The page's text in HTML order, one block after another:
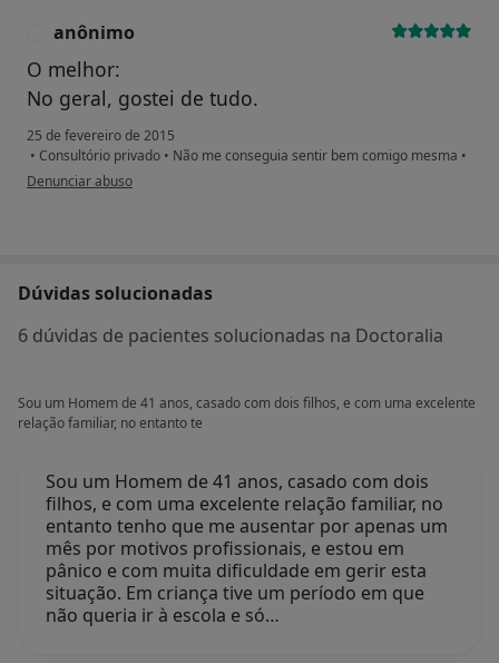
anônimo
O melhor:
No geral, gostei de tudo.
25 de fevereiro de 2015
• Consultório privado • Não me conseguia sentir bem comigo mesma •
na opinião do utilizador anônimo
Denunciar abuso
Dúvidas solucionadas
6 dúvidas de pacientes solucionadas na Doctoralia
Sou um Homem de 41 anos, casado com dois filhos, e com uma excelente
relação familiar, no entanto te
Sou um Homem de 41 anos, casado com dois
filhos, e com uma excelente relação familiar, no
entanto tenho que me ausentar por apenas um
mês por motivos profissionais, e estou em
pânico e com muita dificuldade em gerir esta
situação. Em criança tive um período em que
não queria ir à escola e só…